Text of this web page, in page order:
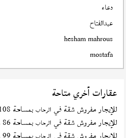
دعاء
عبدالفتاح
hesham mahrous
mostafa
عقارات أخري متاحة
للإيجار مفروش شقة في الرحاب بمساحة 108 م
للإيجار مفروش شقة في الرحاب بمساحة 86 م